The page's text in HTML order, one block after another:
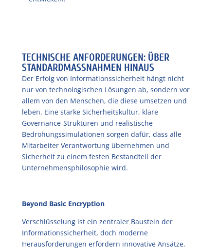
TECHNISCHE ANFORDERUNGEN: ÜBER
STANDARDMASSNAHMEN HINAUS
Der Erfolg von Informationssicherheit hängt nicht
nur von technologischen Lösungen ab, sondern vor
allem von den Menschen, die diese umsetzen und
leben. Eine starke Sicherheitskultur, klare
Governance-Strukturen und realistische
Bedrohungssimulationen sorgen dafür, dass alle
Mitarbeiter Verantwortung übernehmen und
Sicherheit zu einem festen Bestandteil der
Unternehmensphilosophie wird.
Beyond Basic Encryption
Verschlüsselung ist ein zentraler Baustein der
Informationssicherheit, doch moderne
Herausforderungen erfordern innovative Ansätze,